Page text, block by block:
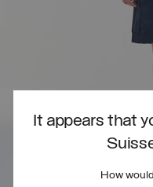
It appears that
How